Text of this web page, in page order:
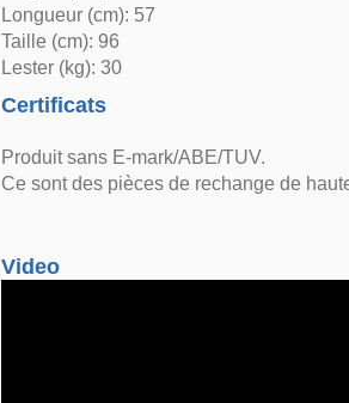
Longueur (cm): 57
Taille (cm): 96
Lester (kg): 30
Certificats
Produit sans E-mark/ABE/TUV.
Ce sont des pièces de rechange de
Video